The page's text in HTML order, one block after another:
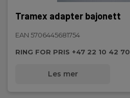
Tramex adapter bajonett
EAN 5706445681754
RING FOR PRIS +47 22 10 42 70
Les mer